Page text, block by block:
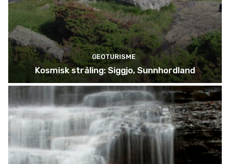
GEOTURISME
Kosmisk stråling: Siggjo, Sunnhordland